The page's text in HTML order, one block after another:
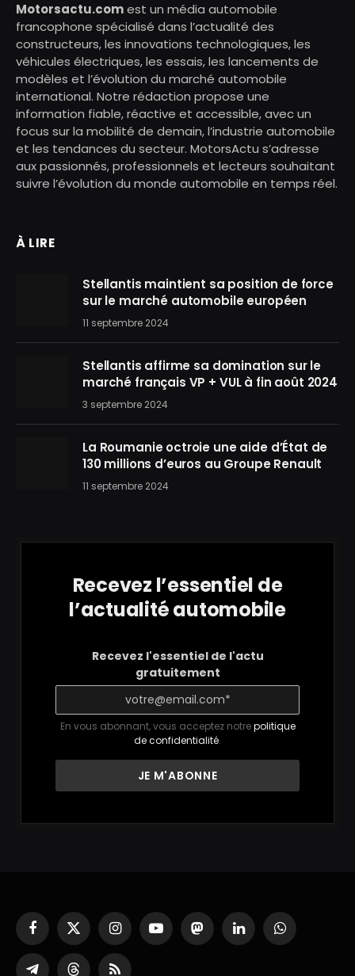
Motorsactu.comest un média automobile
francophone spécialisé dans l’actualité des
constructeurs, les innovations technologiques, les
véhicules électriques, les essais, les lancements de
modèles et l’évolution du marché automobile
international. Notre rédaction propose une
information fiable, réactive et accessible, avec un
focus sur la mobilité de demain, l’industrie automobile
et les tendances du secteur. MotorsActu s’adresse
aux passionnés, professionnels et lecteurs souhaitant
suivre l’évolution du monde automobile en temps réel.
À LIRE
Stellantis maintient sa position de force
sur le marché automobile européen
11 septembre 2024
Stellantis affirme sa domination sur le
marché français VP + VUL à fin août 2024
3 septembre 2024
La Roumanie octroie une aide d’État de
130 millions d’euros au Groupe Renault
11 septembre 2024
Recevez l’essentiel de
l’actualité automobile
Recevez l'essentiel de l'actu
gratuitement
En vous abonnant, vous acceptez notrepolitique
de confidentialité.
Facebook
X
(Twitter)
InstagramYouTubeMastodonLinkedInWhatsApp